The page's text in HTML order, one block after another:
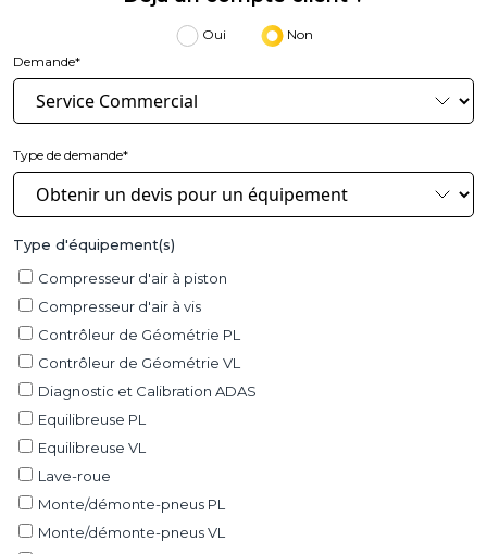
Oui
Non
Demande*
Type de demande*